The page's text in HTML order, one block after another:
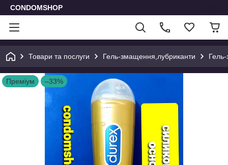
CONDOMSHOP
Товари та послуги Гель-змащення,лубриканти
Преміум –33%